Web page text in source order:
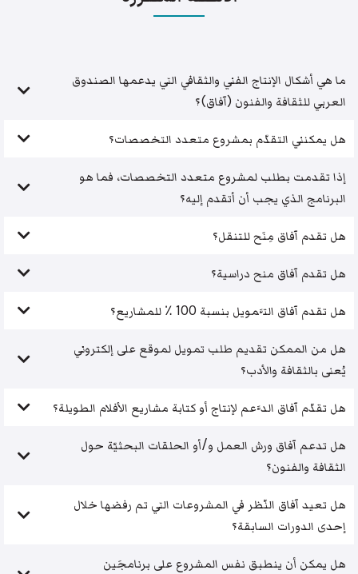
ما هي أشكال الإنتاج الفني والثقافي التي يدعمها الصندوق
العربي للثقافة والفنون (آفاق)؟
هل يمكنني التقدّم بمشروع متعدد التخصصات؟
إذا تقدمت بطلب لمشروع متعدد التخصصات، فما هو
البرنامج الذي يجب أن أتقدم إليه؟
هل تقدم آفاق مِنَح للتنقل؟
هل تقدم آفاق منح دراسية؟
هل تقدم آفاق التَّمويل بنسبة 100 ٪ للمشاريع؟
هل من الممكن تقديم طلب تمويل لموقع على إلكتروني
يُعنى بالثقافة والأدب؟
هل تقدّم آفاق الدَّعم لإنتاج أو كتابة مشاريع الأفلام الطويلة؟
هل تدعم آفاق ورش العمل و/أو الحلقات البحثيّة حول
الثقافة والفنون؟
هل تعيد آفاق النّظر في المشروعات التي تم رفضها خلال
إحدى الدورات السابقة؟
هل يمكن أن ينطبق نفس المشروع على برنامجَين